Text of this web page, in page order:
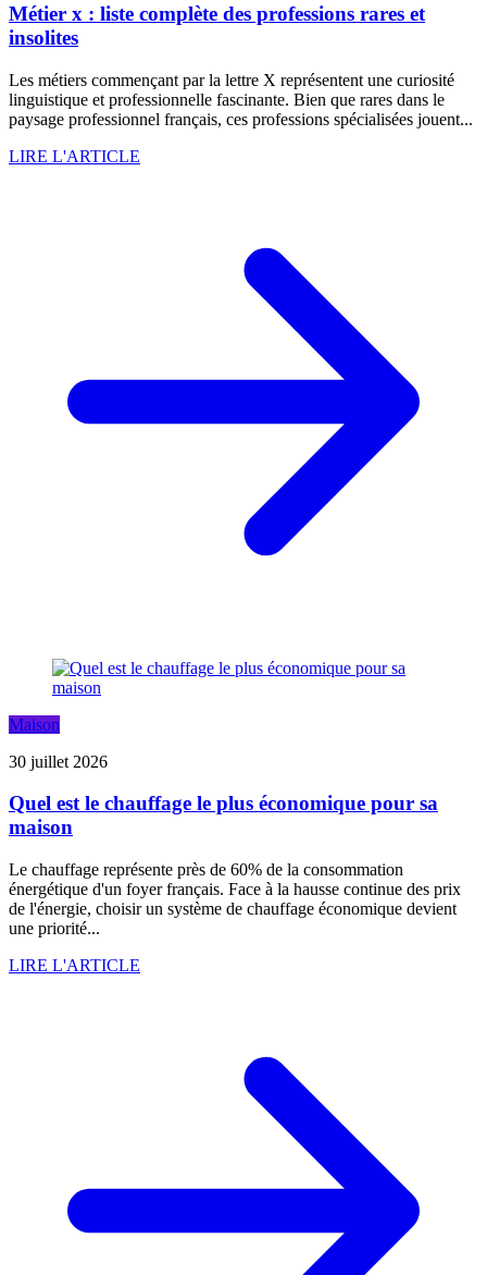
Métier x : liste complète des professions rares et
insolites
Les métiers commençant par la lettre X représentent une curiosité
linguistique et professionnelle fascinante. Bien que rares dans le
paysage professionnel français, ces professions spécialisées jouent...
LIRE L'ARTICLE
Maison
30 juillet 2026
Quel est le chauffage le plus économique pour sa
maison
Le chauffage représente près de 60% de la consommation
énergétique d'un foyer français. Face à la hausse continue des prix
de l'énergie, choisir un système de chauffage économique devient
une priorité...
LIRE L'ARTICLE